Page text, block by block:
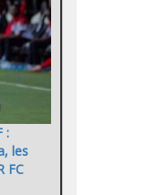
:
les
FC